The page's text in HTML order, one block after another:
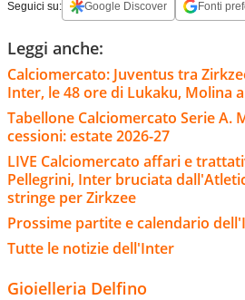
Seguici su: Google Discover Fonti
Leggi anche:
Calciomercato: Juventus tra
Inter, le 48 ore di Lukaku, Molina
Tabellone Calciomercato Serie A.
cessioni: estate 2026-27
LIVE Calciomercato affari e
Pellegrini, Inter bruciata
stringe per Zirkzee
Prossime partite e calendario
Tutte le notizie dell'Inter
Gioielleria Delfino